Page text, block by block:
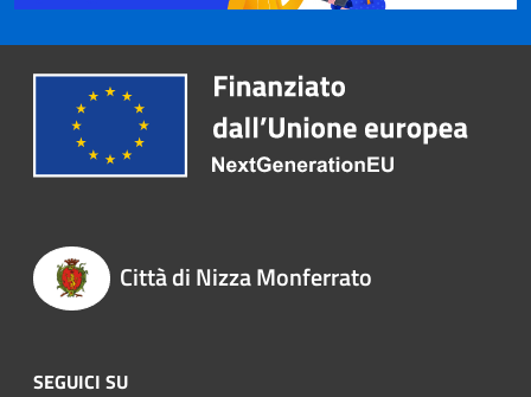
Città di Nizza Monferrato
SEGUICI SU